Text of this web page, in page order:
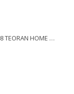
ΣΕΤ ΚΑΡΕ & ΤΡΑΒΕΡΣΑ PEONY 08 TEORAN HOME & MORE